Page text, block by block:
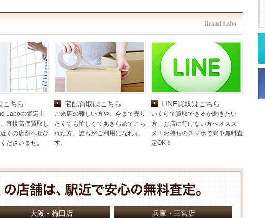
こちら
Laboの鑑定士
直接高価買取し
くの店舗へぜひ
ださいませ。
宅配買取はこちら
ご来店の難しい方や、今まで売り
たくても忙しくてあきらめてこら
れた方、誰もがご利用になれま
す。
LINE買取はこちら
いくらで買取できるか聞きたい
方。お店に行けない方へオスス
メ！お持ちのスマホで簡単無料査
定OK！
大阪・梅田店 兵庫・三宮店